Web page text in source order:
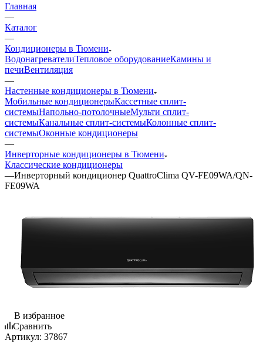
Главная
—
Каталог
—
Кондиционеры в Тюмени
ВодонагревателиТепловое оборудованиеКамины и
печиВентиляция
—
Настенные кондиционеры в Тюмени
Мобильные кондиционерыКассетные сплит-
системыНапольно-потолочныеМульти сплит-
системыКанальные сплит-системыКолонные сплит-
системыОконные кондиционеры
—
Инверторные кондиционеры в Тюмени
Классические кондиционеры
—Инверторный кондиционер QuattroClima QV-FE09WA/QN-
FE09WA
В избранное
Сравнить
Артикул: 37867